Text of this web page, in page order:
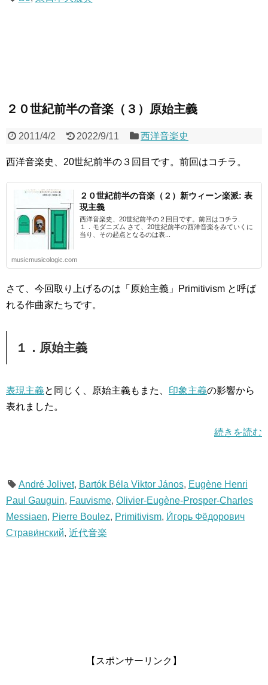
２０世紀前半の音楽（３）原始主義
2011/4/2 2022/9/11 西洋音楽史
西洋音楽史、20世紀前半の３回目です。前回はコチラ。
２０世紀前半の音楽（２）新ウィーン楽派: 表
現主義
西洋音楽史、20世紀前半の２回目です。前回はコチラ.
１．モダニズム さて、20世紀前半の西洋音楽をみていくに
当り、その起点となるのは表...
musicmusicologic.com
さて、今回取り上げるのは「原始主義」Primitivism と呼ば
れる作曲家たちです。
１．原始主義
表現主義と同じく、原始主義もまた、 印象主義の影響から
表れました。
続きを読む
André Jolivet, Bartók Béla Viktor János, Eugène Henri
Paul Gauguin, Fauvisme, Olivier-Eugène-Prosper-Charles
Messiaen, Pierre Boulez, Primitivism, И́горь Фёдорович
Страви́нский, 近代音楽
【スポンサーリンク】